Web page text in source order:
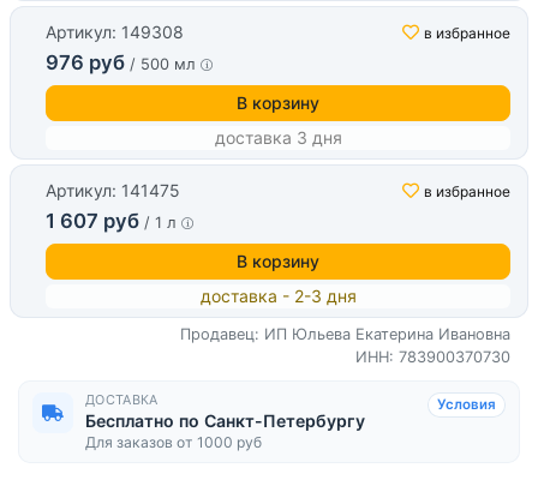
Артикул: 149308 в избранное
976 руб / 500 мл
В корзину
доставка 3 дня
Артикул: 141475 в избранное
1 607 руб / 1 л
В корзину
доставка - 2-3 дня
Продавец: ИП Юльева Екатерина Ивановна
ИНН: 783900370730
ДОСТАВКА
Бесплатно по Санкт-Петербургу
Для заказов от 1000 руб
Условия